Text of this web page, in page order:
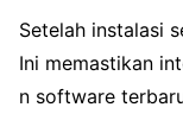
Setelah instalasi
Ini memastikan
n software